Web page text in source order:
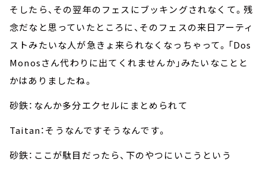
そしたら、その翌年のフェスにブッキングされなくて。残
念だなと思っていたところに、そのフェスの来日アーティ
ストみたいな人が急きょ来られなくなっちゃって。「Dos
Monosさん代わりに出てくれませんか」みたいなことと
かはありましたね。
砂鉄：なんか多分エクセルにまとめられて
Taitan：そうなんですそうなんです。
砂鉄：ここが駄目だったら、下のやつにいこうという